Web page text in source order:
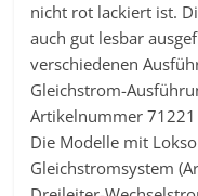
nicht rot lackiert ist.
auch gut lesbar
verschiedenen
Gleichstrom-
Artikelnummer
Die Modelle mit
Gleichstromsystem